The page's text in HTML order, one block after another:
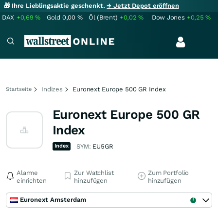
🎁 Ihre Lieblingsaktie geschenkt.→ Jetzt Depot eröffnen
DAX +0,69% Gold 0,00 % Öl (Brent) +0,02% Dow Jones +0,25%
Startseite Indizes Euronext Europe 500 GR Index
Euronext Europe 500 GR
Index
Index SYM: EU5GR
Alarme
einrichten
Zur Watchlist
hinzufügen
Zum Portfolio
hinzufügen
Euronext Amsterdam